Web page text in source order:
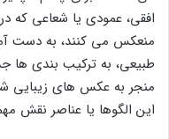
افقی، عمودی یا شعاعی که
منعکس می کنند، به دست
طبیعی، به ترکیب بندی
منجر به عکس های زیبایی
این الگوها یا عناصر نقش